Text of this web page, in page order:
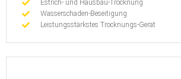
Estrich- und Hausbau-Trocknung
Wasserschaden-Beseitigung
Leistungsstärkstes Trocknungs-Gerät